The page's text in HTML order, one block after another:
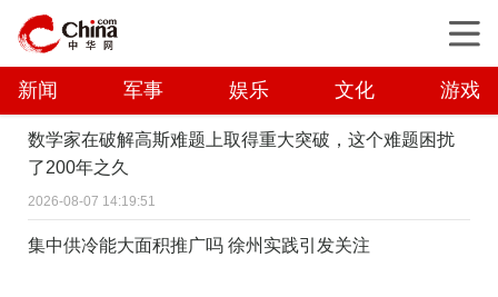
新闻 军事 娱乐 文化 游戏
数学家在破解高斯难题上取得重大突破，这个难题困扰
了200年之久
2026-08-07 14:19:51
集中供冷能大面积推广吗 徐州实践引发关注